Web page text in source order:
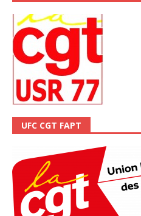
UFC CGT FAPT